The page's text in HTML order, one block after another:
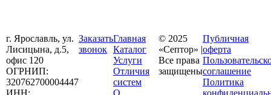
г. Ярославль, ул.
Лисицына, д.5,
офис 120
ОГРНИП:
320762700004447
Заказать
звонок
Главная
Каталог
Услуги
Отличия
систем
© 2025
«Септор» |
Все права
защищены
Публичная
оферта
соглашение
Политика